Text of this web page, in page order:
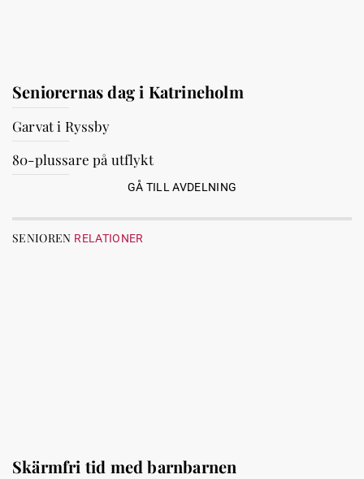
Seniorernas dag i Katrineholm
Garvat i Ryssby
80-plussare på utflykt
GÅ TILL AVDELNING
SENIOREN RELATIONER
Skärmfri tid med barnbarnen